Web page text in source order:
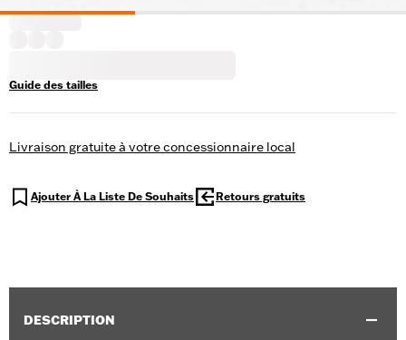
Guide des tailles
Livraison gratuite à votre concessionnaire local
Ajouter À La Liste De Souhaits Retours gratuits
DESCRIPTION